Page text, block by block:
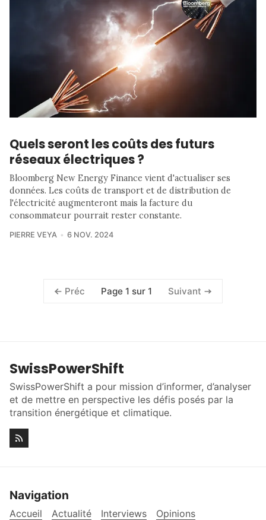
Quels seront les coûts des futurs
réseaux électriques ?
Bloomberg New Energy Finance vient d'actualiser ses
données. Les coûts de transport et de distribution de
l'électricité augmenteront mais la facture du
consommateur pourrait rester constante.
PIERRE VEYA 6 NOV. 2024
Préc Page 1 sur 1 Suivant
SwissPowerShift
SwissPowerShift a pour mission d’informer, d’analyser
et de mettre en perspective les défis posés par la
transition énergétique et climatique.
Navigation
Accueil Actualité Interviews Opinions